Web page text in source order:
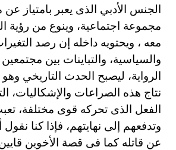
الجنس الأدبي الذى يعبر بامتياز
مجموعة اجتماعية، وينوع من رؤية
معه ، ويحتويه داخله إن رصد
والسياسية، والتباينات بين
الرواية، ليصبح الحدث التاريخي
نتاج هذه الصراعات والإشكاليات،
الفعل الذى تحركه قوى مختلفة،
وتدفعهم إلى نهايتهم، فإذا كنا
عن قاتله كما فى قصة الأخوين قايين